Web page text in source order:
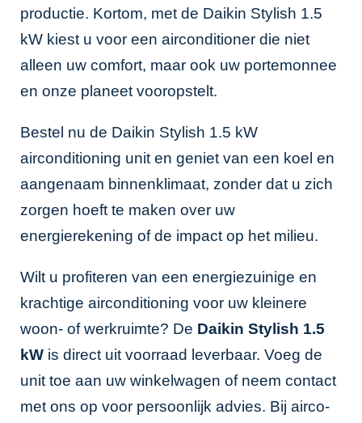
productie. Kortom, met de Daikin Stylish 1.5
kW kiest u voor een airconditioner die niet
alleen uw comfort, maar ook uw portemonnee
en onze planeet vooropstelt.
Bestel nu de Daikin Stylish 1.5 kW
airconditioning unit en geniet van een koel en
aangenaam binnenklimaat, zonder dat u zich
zorgen hoeft te maken over uw
energierekening of de impact op het milieu.
Wilt u profiteren van een energiezuinige en
krachtige airconditioning voor uw kleinere
woon- of werkruimte? De Daikin Stylish 1.5
kW is direct uit voorraad leverbaar. Voeg de
unit toe aan uw winkelwagen of neem contact
met ons op voor persoonlijk advies. Bij airco-